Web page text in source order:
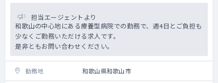
担当エージェントより
和歌山の中心地にある療養型病院での勤務で、週4日とご負担も
少なくご勤務いただける求人です。
是非ともお問い合わせください。
勤務地 和歌山県和歌山市